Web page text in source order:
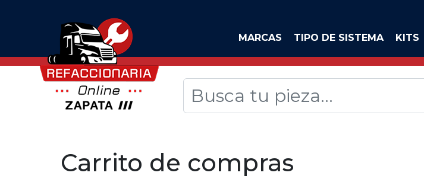
MARCAS TIPO DE SISTEMA KITS
Carrito de compras